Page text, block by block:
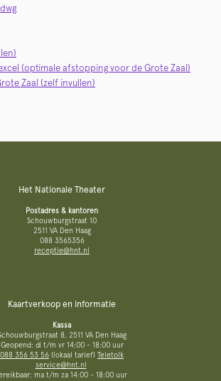
(optimale afstopping voor de Grote Zaal)
Zaal (zelf invullen)
Het Nationale Theater
Postadres & kantoren
Schouwburgstraat 10
2511 VA Den Haag
088 3565356
receptie@hnt.nl
Kaartverkoop en informatie
Kassa
8, 2511 VA Den Haag
Geopend: di t/m vr 14:00 - 18:00 uur
088 356 53 56 (lokaal tarief) Teletolk
service@hnt.nl
ma t/m za 14:00 - 18:00 uur